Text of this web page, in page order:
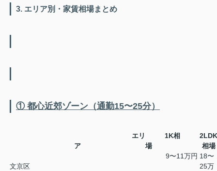
3. エリア別・家賃相場まとめ
① 都心近郊ゾーン（通勤15〜25分）
エリ
ア
1K相
場
2LDK
相場
文京区
9〜11万円 18〜
25万